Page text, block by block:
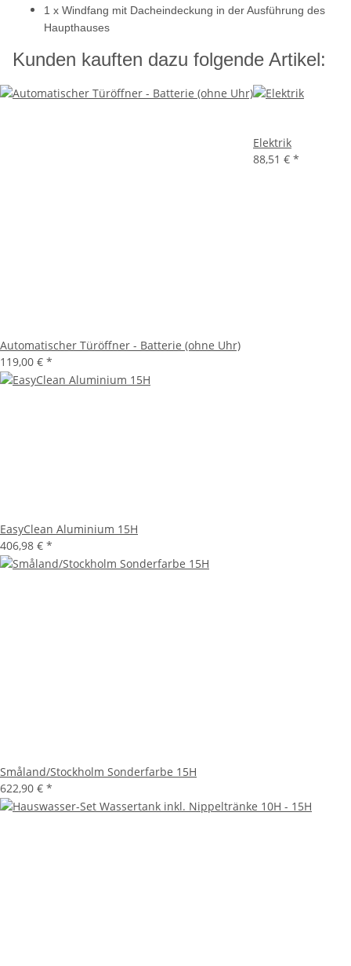
1 x Windfang mit Dacheindeckung in der Ausführung des
Haupthauses
Kunden kauften dazu folgende Artikel:
Automatischer Türöffner - Batterie (ohne Uhr)
119,00 € *
Elektrik
88,51 € *
EasyClean Aluminium 15H
406,98 € *
Småland/Stockholm Sonderfarbe 15H
622,90 € *